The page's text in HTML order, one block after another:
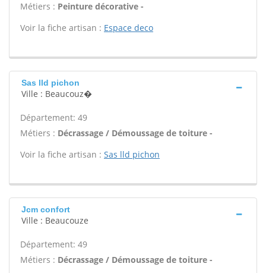
Métiers : Peinture décorative -
Voir la fiche artisan : Espace deco
Sas lld pichon
Ville : Beaucouz�
Département: 49
Métiers : Décrassage / Démoussage de toiture -
Voir la fiche artisan : Sas lld pichon
Jcm confort
Ville : Beaucouze
Département: 49
Métiers : Décrassage / Démoussage de toiture -